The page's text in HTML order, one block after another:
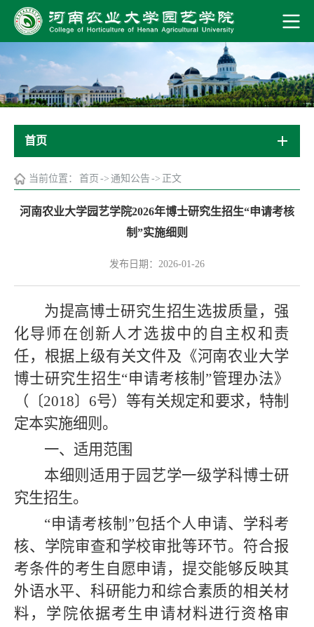
首页
当前位置： 首页 -> 通知公告 -> 正文
河南农业大学园艺学院2026年博士研究生招生“申请考核
制”实施细则
发布日期：2026-01-26
为提高博士研究生招生选拔质量，强
化导师在创新人才选拔中的自主权和责
任， 根据上级有关文件及 《河南农业大学
博士研究生招生“申请考核制”管理办法》
（〔2018〕6号）等有关规定和要求，特制
定本实施细则。
一、适用范围
本细则适用于园艺学一级学科博士研
究生招生。
“申请考核制”包括个人申请、学科考
核、学院审查和学校审批等环节。符合报
考条件的考生自愿申请，提交能够反映其
外语水平、科研能力和综合素质的相关材
料，学院依据考生申请材料进行资格审